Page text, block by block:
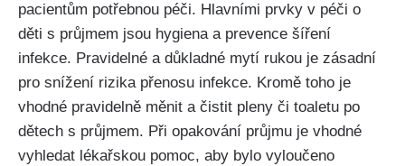
pacientům potřebnou péči. Hlavními prvky v péči o
děti s průjmem jsou hygiena a prevence šíření
infekce. Pravidelné⁤ a důkladné mytí rukou je zásadní
pro snížení rizika přenosu infekce. Kromě​ toho je‍
vhodné pravidelně měnit a čistit pleny či toaletu po
dětech s průjmem. Při opakování průjmu je vhodné
vyhledat lékařskou ‍pomoc, aby bylo vyloučeno